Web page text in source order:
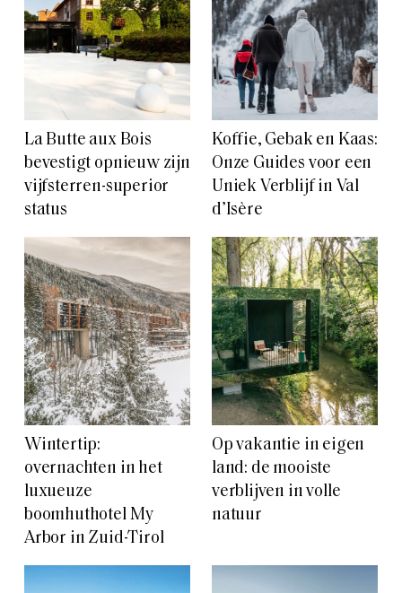
La Butte aux Bois
bevestigt opnieuw zijn
vijfsterren-superior
status
Koffie, Gebak en Kaas:
Onze Guides voor een
Uniek Verblijf in Val
d’Isère
Wintertip:
overnachten in het
luxueuze
boomhuthotel My
Arbor in Zuid-Tirol
Op vakantie in eigen
land: de mooiste
verblijven in volle
natuur